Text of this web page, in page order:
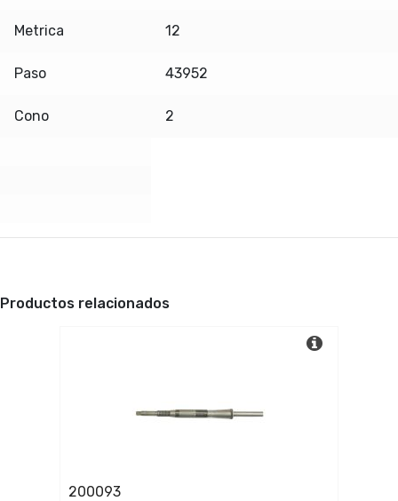
Metrica 12
Paso 43952
Cono 2
Productos relacionados
200093